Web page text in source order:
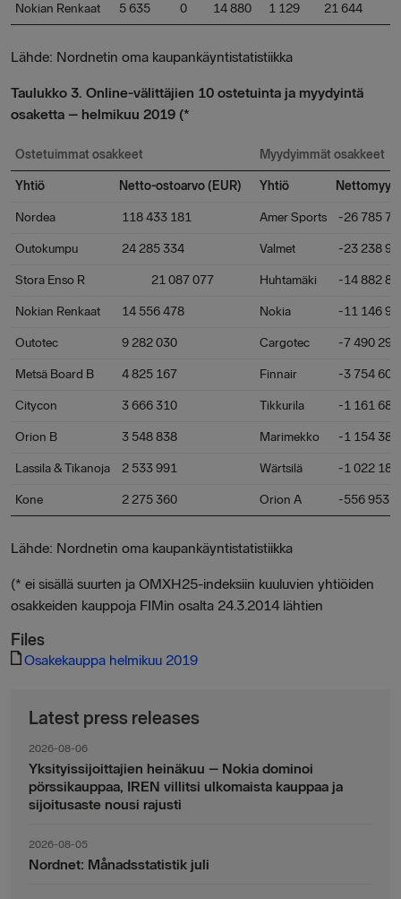
Nokian Renkaat 5 635 0 14 880 1 129 21 644
Lähde: Nordnetin oma kaupankäyntistatistiikka
Taulukko 3. Online-välittäjien 10 ostetuinta ja myydyintä
osaketta – helmikuu 2019 (*
Ostetuimmat osakkeet Myydyimmät osakkeet
Yhtiö Netto-ostoarvo (EUR) Yhtiö
Nordea 118 433 181 Amer Sports -26 785
Outokumpu 24 285 334 Valmet -23 238
Stora Enso R 21 087 077 Huhtamäki -14 882
Nokian Renkaat 14 556 478 Nokia -11 146
Outotec 9 282 030 Cargotec -7 490 299
Metsä Board B 4 825 167 Finnair -3 754 608
Citycon 3 666 310 Tikkurila -1 161 682
Orion B 3 548 838 Marimekko -1 154 389
Lassila & Tikanoja 2 533 991 Wärtsilä -1 022 186
Kone 2 275 360 Orion A -556 953
Lähde: Nordnetin oma kaupankäyntistatistiikka
(* ei sisällä suurten ja OMXH25-indeksiin kuuluvien yhtiöiden
osakkeiden kauppoja FIMin osalta 24.3.2014 lähtien
Files
Osakekauppa helmikuu 2019
Latest press releases
2026-08-06
Yksityissijoittajien heinäkuu – Nokia dominoi
pörssikauppaa, IREN villitsi ulkomaista kauppaa ja
sijoitusaste nousi rajusti
2026-08-05
Nordnet: Månadsstatistik juli